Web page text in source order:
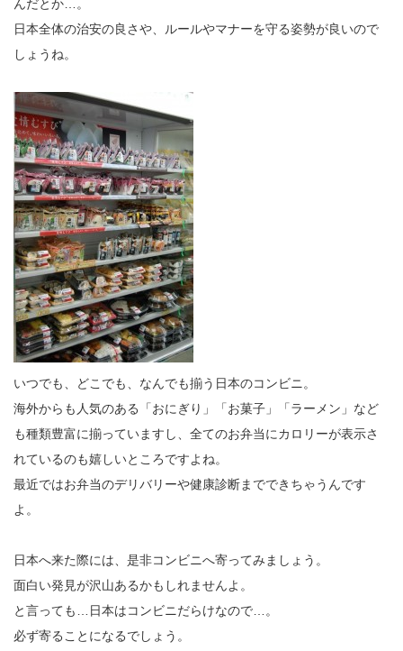
んだとか…。
日本全体の治安の良さや、ルールやマナーを守る姿勢が良いので
しょうね。
いつでも、どこでも、なんでも揃う日本のコンビニ。
海外からも人気のある「おにぎり」「お菓子」「ラーメン」など
も種類豊富に揃っていますし、全てのお弁当にカロリーが表示さ
れているのも嬉しいところですよね。
最近ではお弁当のデリバリーや健康診断までできちゃうんです
よ。
日本へ来た際には、是非コンビニへ寄ってみましょう。
面白い発見が沢山あるかもしれませんよ。
と言っても…日本はコンビニだらけなので…。
必ず寄ることになるでしょう。